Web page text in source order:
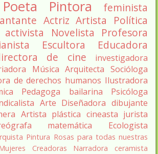
Poeta Pintora
feminista
Actriz Artista
Política
activista Novelista
Profesora
Escultora
Educadora
de cine
investigadora
Música Arquitecta Socióloga
de derechos humanos Ilustradora
Pedagoga bailarina
Psicóloga
Arte Diseñadora dibujante
Artista plástica cineasta jurista
matemática
Ecologista
Pintura Rosas para todas nuestras
Creadoras Narradora
ceramista